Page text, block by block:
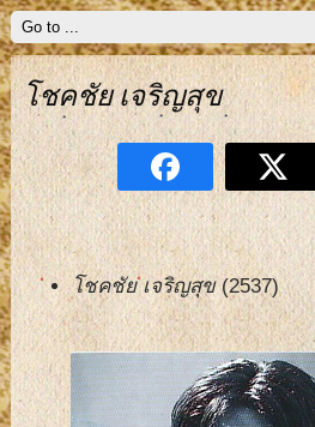
โชคชัย เจริญสุข
โชคชัย เจริญสุข(2537)